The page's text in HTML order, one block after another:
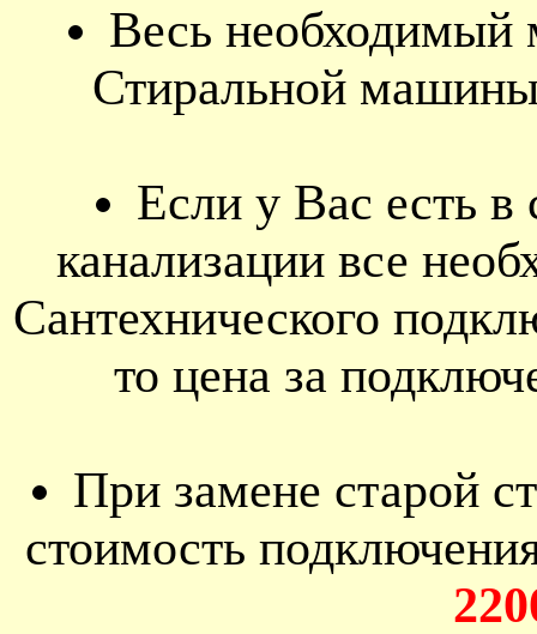
Весь необходимый
Стиральной
Если у Вас есть в
канализации все
Сантехнического
то цена за
При замене старой
стоимость